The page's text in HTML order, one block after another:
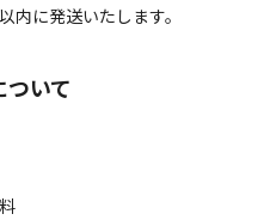
内に発送いたします。
いて